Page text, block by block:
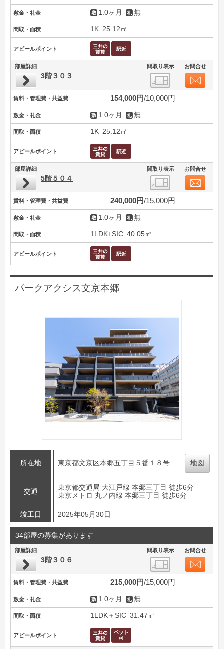
敷金・礼金 1.0ヶ月 無
間取・面積 1K 25.12㎡
アピールポイント
部屋詳細 間取り表示 お問合せ
3階３０３
賃料・管理費・共益費 154,000円 10,000円
敷金・礼金 1.0ヶ月 無
間取・面積 1K 25.12㎡
アピールポイント
部屋詳細 間取り表示 お問合せ
5階５０４
賃料・管理費・共益費 240,000円 15,000円
敷金・礼金 1.0ヶ月 無
間取・面積 1LDK+SIC 40.05㎡
アピールポイント
パークアクシス文京本郷
所在地 東京都文京区本郷五丁目５番１８号 地図
交通
東京都交通局 大江戸線 本郷三丁目 徒歩6分
東京メトロ 丸ノ内線 本郷三丁目 徒歩6分
竣工日 2025年05月30日
34部屋の募集があります
部屋詳細 間取り表示 お問合せ
3階３０６
賃料・管理費・共益費 215,000円 15,000円
敷金・礼金 1.0ヶ月 無
間取・面積 1LDK＋SIC 31.47㎡
アピールポイント